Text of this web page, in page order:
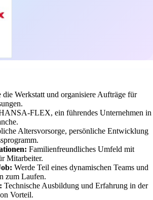
die Werkstatt und organisiere Aufträge für
FLEX, ein führendes Unternehmen in
Altersvorsorge, persönliche Entwicklung
Familienfreundliches Umfeld mit
Mitarbeiter.
Werde Teil eines dynamischen Teams und
zum Laufen.
Technische Ausbildung und Erfahrung in der
Vorteil.